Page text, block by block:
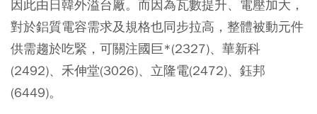
因此由日韓外溢台廠。而因為瓦數提升、電壓加大，
對於鋁質電容需求及規格也同步拉高，整體被動元件
供需趨於吃緊，可關注國巨*(2327)、華新科
(2492)、禾伸堂(3026)、立隆電(2472)、鈺邦
(6449)。